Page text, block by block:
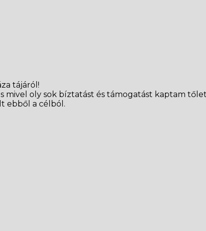
tájáról!
mivel oly sok bíztatást és támogatást kaptam
ebből a célból.